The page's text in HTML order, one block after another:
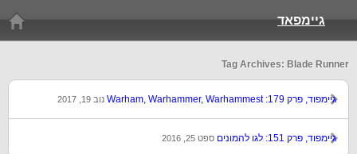
גיימפאד
Tag Archives: Blade Runner
גיימפוד, פרק 179: Warham, Warhammer, Warhammest נוב 19, 2017
גיימפוד, פרק 151: לגו להמונים ספט 25, 2016